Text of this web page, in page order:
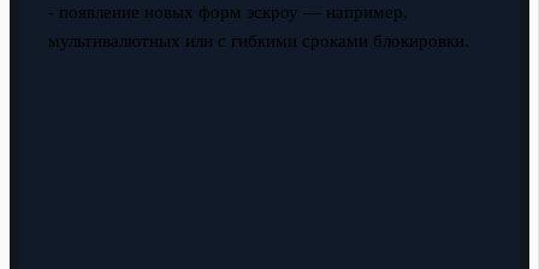
- появление новых форм эскроу — например,
мультивалютных или с гибкими сроками блокировки.